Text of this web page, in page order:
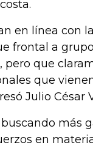
en línea con
frontal a
pero que
que
Julio César
más
en